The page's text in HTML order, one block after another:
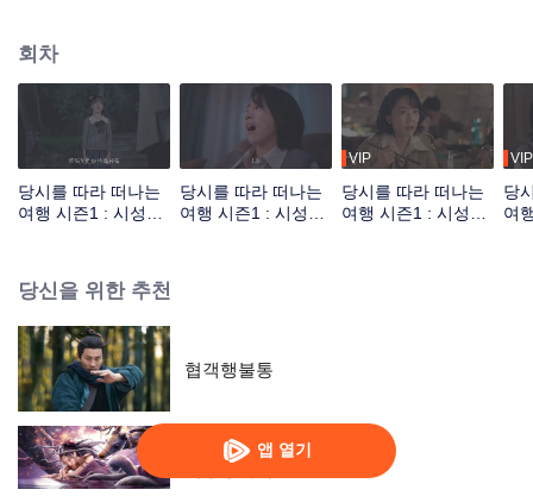
앱 열기
다. 이어지는 여정에서 추츠는 인생의 목표를 다시 찾았고 두푸도 마음의 매듭
을 풀어 진정한 천지와 대의를 찾았다.
회차
당시를 따라 떠나는
여행 시즌1 : 시성과
당시를 따라 떠나는
여행 시즌1 : 시성과
VIP
당시를 따라 떠나는
여행 시즌1 : 시성과
VIP
당
여
당신을 위한 추천
협객행불통
악몽령사록